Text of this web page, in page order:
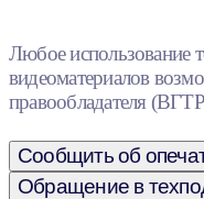
Любое использование
видеоматериалов
правообладателя
Сообщить об
Обращение в